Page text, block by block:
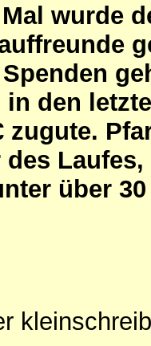
wurde
den
zugute.
des
über